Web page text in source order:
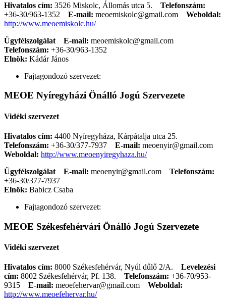
Hivatalos cím: 3526 Miskolc, Állomás utca 5. Telefonszám:
+36-30/963-1352
E-mail: meoemiskolc@gmail.com
Weboldal:
http://www.meoemiskolc.hu/
Ügyfélszolgálat
E-mail: meoemiskolc@gmail.com
Telefonszám: +36-30/963-1352
Elnök: Kádár János
Fajtagondozó szervezet:
MEOE Nyíregyházi Önálló Jogú Szervezete
Vidéki szervezet
Hivatalos cím: 4400 Nyíregyháza, Kárpátalja utca 25.
Telefonszám: +36-30/377-7937 E-mail: meoenyir@gmail.com
Weboldal: http://www.meoenyiregyhaza.hu/
Ügyfélszolgálat
E-mail: meoenyir@gmail.com
Telefonszám:
+36-30/377-7937
Elnök: Babicz Csaba
Fajtagondozó szervezet:
MEOE Székesfehérvári Önálló Jogú Szervezete
Vidéki szervezet
Hivatalos cím: 8000 Székesfehérvár, Nyúl dűlő 2/A. Levelezési
cím: 8002 Székesfehérvár, Pf. 138. Telefonszám: +36-70/953-
9315
E-mail: meoefehervar@gmail.com
Weboldal:
http://www.meoefehervar.hu/